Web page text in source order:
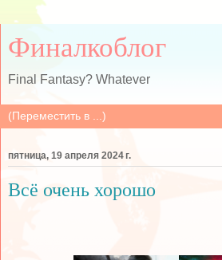
Финалкоблог
Final Fantasy? Whatever
пятница, 19 апреля 2024 г.
Всё очень хорошо